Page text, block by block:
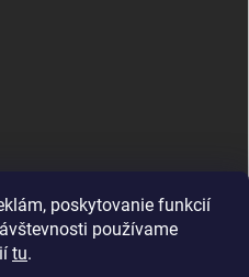
poskytovanie funkcií
používame
tu.